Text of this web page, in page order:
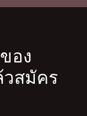
อง
วสมัคร